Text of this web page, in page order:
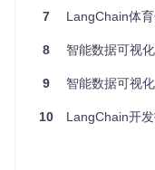
学习成本
视化库
LangChain可视化决
💡知识提示：
7 LangChain体育
8 智能数据可视化
9 智能数据可视
10 LangChain开发